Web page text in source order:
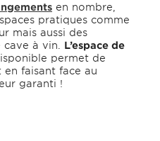
en nombre,
pratiques comme
mais aussi des
cave à vin. L’espace de
permet de
faisant face au
garanti !